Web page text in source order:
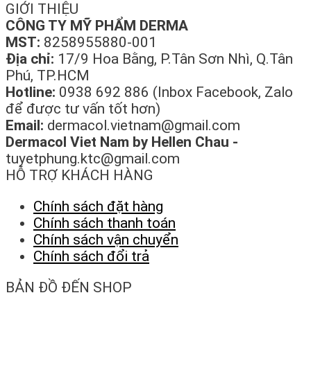
GIỚI THIỆU
CÔNG TY MỸ PHẨM DERMA
MST: 8258955880-001
Địa chỉ: 17/9 Hoa Bằng, P.Tân Sơn Nhì, Q.Tân
Phú, TP.HCM
Hotline: 0938 692 886 (Inbox Facebook, Zalo
để được tư vấn tốt hơn)
Email: dermacol.vietnam@gmail.com
Dermacol Viet Nam by Hellen Chau -
tuyetphung.ktc@gmail.com
HỖ TRỢ KHÁCH HÀNG
Chính sách đặt hàng
Chính sách thanh toán
Chính sách vận chuyển
Chính sách đổi trả
BẢN ĐỒ ĐẾN SHOP